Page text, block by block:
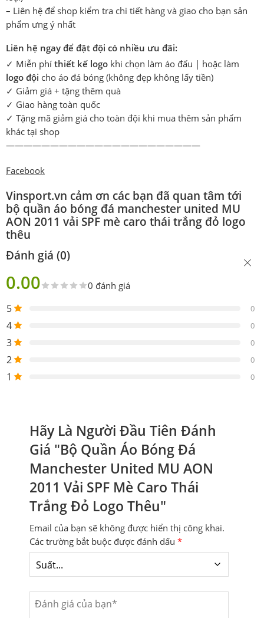
– Liên hệ để shop kiểm tra chi tiết hàng và giao cho bạn sản
phẩm ưng ý nhất
Liên hệ ngay để đặt đội có nhiều ưu đãi:
✓ Miễn phí thiết kế logo khi chọn làm áo đấu | hoặc làm
logo đội cho áo đá bóng (không đẹp không lấy tiền)
✓ Giảm giá + tặng thêm quà
✓ Giao hàng toàn quốc
✓ Tặng mã giảm giá cho toàn đội khi mua thêm sản phẩm
khác tại shop
——————————————————————
Facebook
Vinsport.vn cảm ơn các bạn đã quan tâm tới
bộ quần áo bóng đá manchester united MU
AON 2011 vải SPF mè caro thái trắng đỏ logo
thêu
Đánh giá (0)
0.00 0 đánh giá
5 0
4 0
3 0
2 0
1 0
Hãy Là Người Đầu Tiên Đánh
Giá "Bộ Quần Áo Bóng Đá
Manchester United MU AON
2011 Vải SPF Mè Caro Thái
Trắng Đỏ Logo Thêu"
Email của bạn sẽ không được hiển thị công khai.
Các trường bắt buộc được đánh dấu *